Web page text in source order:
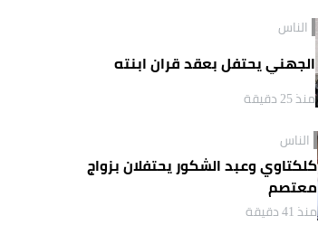
الناس
الجهني يحتفل بعقد قران ابنته
منذ 25 دقيقة
الناس
كلكتاوي وعبد الشكور يحتفلان بزواج
معتصم
منذ 41 دقيقة